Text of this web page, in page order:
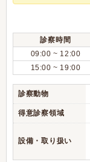
診察時間
09:00 ~ 12:00
15:00 ~ 19:00
診察動物
得意診察領域
設備・取り扱い